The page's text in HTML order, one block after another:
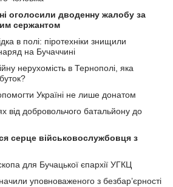
оголосили дводенну жалобу за
сержантом
в полі: піротехніки знищили
на Бучаччині
нерухомість в Тернополі, яка
Україні не лише донатом
від добровольчого батальйону до
серце військовослужбовця з
для Бучацької єпархії УГКЦ
уповноваженого з безбар’єрності